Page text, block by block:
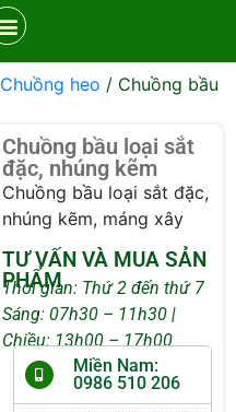
Chuồng heo / Chuồng bầu
Chuồng bầu loại sắt
đặc, nhúng kẽm
Chuồng bầu loại sắt đặc,
nhúng kẽm, máng xây
TƯ VẤN VÀ MUA SẢN
PHẨM
Thời gian: Thứ 2 đến thứ 7
Sáng: 07h30 – 11h30 |
Chiều: 13h00 – 17h00
Miền Nam:
0986 510 206